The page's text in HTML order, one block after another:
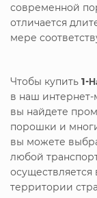
современной
отличается
мере
Чтобы купить 1-
в наш
вы найдете
порошки и
вы можете
любой
осуществляется
территории